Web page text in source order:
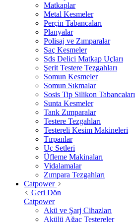
Matkaplar
Metal Kesmeler
Perçin Tabancaları
Planyalar
Polisaj ve Zımparalar
Saç Kesmeler
Sds Delici Matkap Uçları
Şerit Testere Tezgahları
Somun Kesmeler
Somun Sıkmalar
Sosis Tip Silikon Tabancaları
Sunta Kesmeler
Tank Zımparalar
Testere Tezgahları
Testereli Kesim Makineleri
Tırpanlar
Uç Setleri
Üfleme Makinaları
Vidalamalar
Zımpara Tezgahları
Catpower
Geri Dön
Catpower
Akü ve Şarj Cihazları
Akülü Ağaç Testereler